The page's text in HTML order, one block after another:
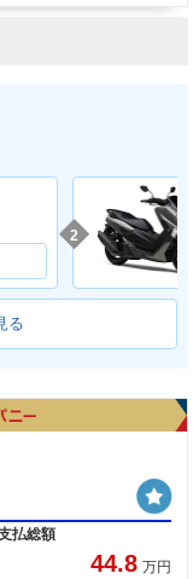
2
る
払総額
44.8 万円